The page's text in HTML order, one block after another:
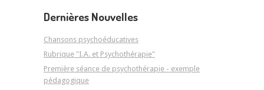
Dernières Nouvelles
Chansons psychoéducatives
Rubrique "I.A. et Psychothérapie"
Première séance de psychothérapie - exemple
pédagogique